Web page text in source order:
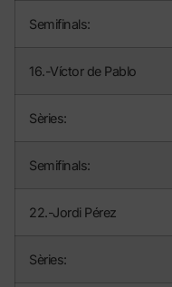
Semifinals:
16.-Víctor de Pablo
Sèries:
Semifinals:
22.-Jordi Pérez
Sèries: